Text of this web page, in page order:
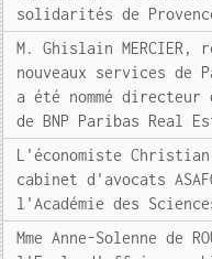
solidarités de
M. Ghislain
nouveaux services de
a été nommé
de BNP Paribas Real
L'économiste
cabinet d'avocats
l'Académie des
Mme Anne-Solenne de